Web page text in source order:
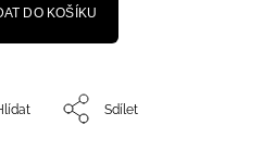
DO KOŠÍKU
Sdílet